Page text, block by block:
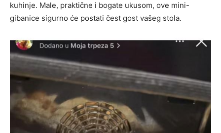
kuhinje. Male, praktične i bogate ukusom, ove mini-
gibanice sigurno će postati čest gost vašeg stola.